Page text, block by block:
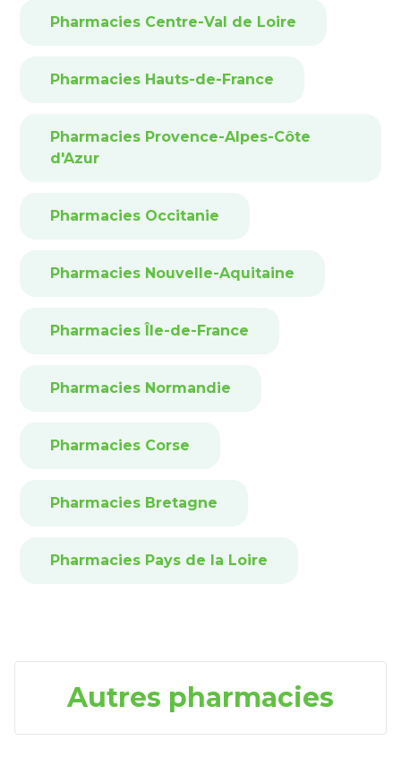
Pharmacies Centre-Val de Loire
Pharmacies Hauts-de-France
Pharmacies Provence-Alpes-Côte
d'Azur
Pharmacies Occitanie
Pharmacies Nouvelle-Aquitaine
Pharmacies Île-de-France
Pharmacies Normandie
Pharmacies Corse
Pharmacies Bretagne
Pharmacies Pays de la Loire
Autres pharmacies